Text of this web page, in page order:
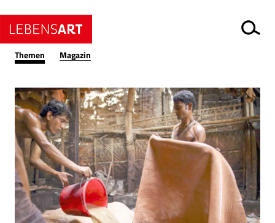
Themen Magazin